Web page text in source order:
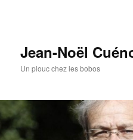
Jean-Noël
Un plouc chez les bobos